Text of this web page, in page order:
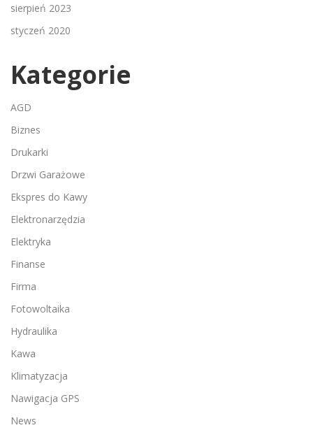
sierpień 2023
styczeń 2020
Kategorie
AGD
Biznes
Drukarki
Drzwi Garażowe
Ekspres do Kawy
Elektronarzędzia
Elektryka
Finanse
Firma
Fotowoltaika
Hydraulika
Kawa
Klimatyzacja
Nawigacja GPS
News